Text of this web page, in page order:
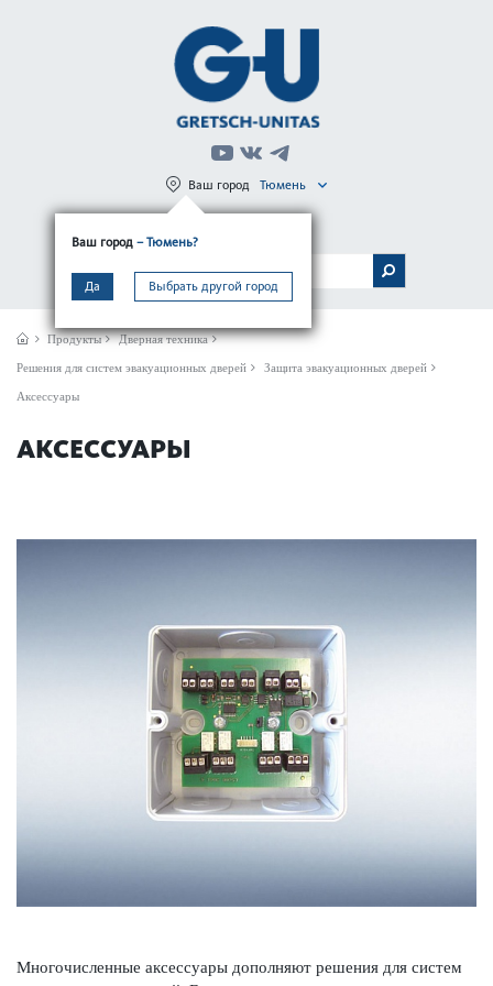
Ваш город – Тюмень?
Да Выбрать другой город
Ваш город Тюмень
МЕНЮ
Продукты Дверная техника
Решения для систем эвакуационных дверей Защита эвакуационных дверей
Аксессуары
АКСЕССУАРЫ
Многочис­ленные аксессуары дополняют решения для систем